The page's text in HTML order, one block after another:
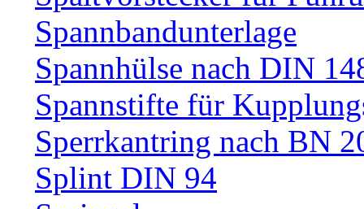
Spannbandunterlage
Spannhülse nach DIN
Spannstifte für
Sperrkantring nach BN
Splint DIN 94